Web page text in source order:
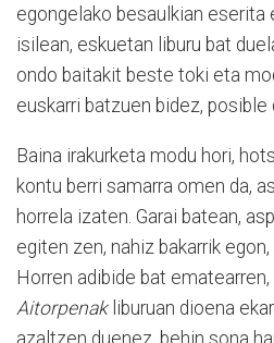
egongelako besaulkian eserita
isilean, eskuetan liburu bat
ondo baitakit beste toki eta
euskarri batzuen bidez, posible
Baina irakurketa modu hori,
kontu berri samarra omen da,
horrela izaten. Garai batean,
egiten zen, nahiz bakarrik egon,
Horren adibide bat
Aitorpenakliburuan dioena
azaltzen duenez, behin sona